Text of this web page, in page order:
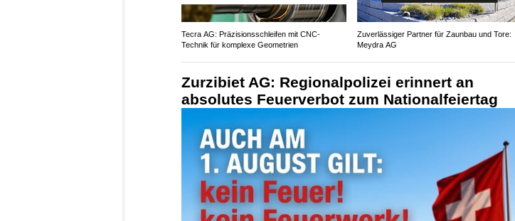
Tecra AG: Präzisionsschleifen mit CNC-
Technik für komplexe Geometrien
Zuverlässiger Partner für Zaunbau und Tore:
Meydra AG
Zurzibiet AG: Regionalpolizei erinnert an
absolutes Feuerverbot zum Nationalfeiertag